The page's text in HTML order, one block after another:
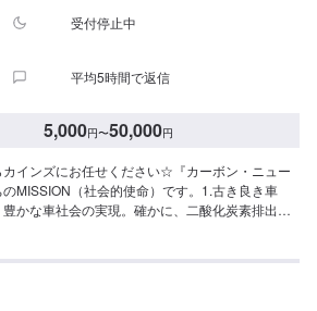
受付停止中
平均5時間で返信
5,000円〜50,000円
インズにお任せください☆『カーボン・ニュー
MISSION（社会的使命）です。1.古き良き車
かな車社会の実現。確かに、二酸化炭素排出量
豊かな車社会に寄与していきます。2.EV（電気